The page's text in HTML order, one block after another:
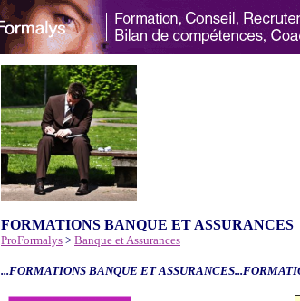
FORMATIONS BANQUE ET ASSURANCES
ProFormalys > Banque et Assurances
...FORMATIONS BANQUE ET